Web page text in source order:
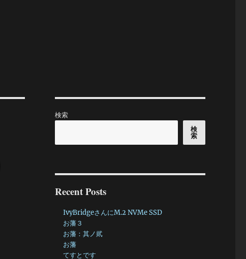
検索
検
索
Recent Posts
IvyBridgeさんにM.2 NVMe SSD
お藩３
お藩：其ノ貮
お藩
てすとです